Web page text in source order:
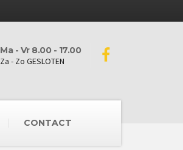
Ma - Vr 8.00 - 17.00
Za - Zo GESLOTEN
CONTACT